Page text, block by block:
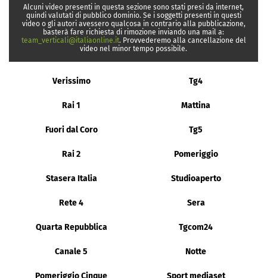
Alcuni video presenti in questa sezione sono stati presi da internet,
quindi valutati di pubblico dominio. Se i soggetti presenti in questi
video o gli autori avessero qualcosa in contrario alla pubblicazione,
basterà fare richiesta di rimozione inviando una mail a:
team_verticali@italiaonline.it. Provvederemo alla cancellazione del
video nel minor tempo possibile.
Verissimo Tg4
Rai 1 Mattina
Fuori dal Coro Tg5
Rai 2 Pomeriggio
Stasera Italia Studioaperto
Rete 4 Sera
Quarta Repubblica Tgcom24
Canale 5 Notte
Pomeriggio Cinque Sport mediaset